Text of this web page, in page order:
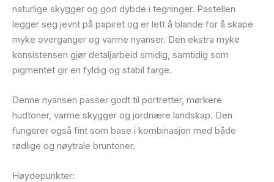
naturlige skygger og god dybde i tegninger. Pastellen
legger seg jevnt på papiret og er lett å blande for å skape
myke overganger og varme nyanser. Den ekstra myke
konsistensen gjør detaljarbeid smidig, samtidig som
pigmentet gir en fyldig og stabil farge.
Denne nyansen passer godt til portretter, mørkere
hudtoner, varme skygger og jordnære landskap. Den
fungerer også fint som base i kombinasjon med både
rødlige og nøytrale bruntoner.
Høydepunkter: